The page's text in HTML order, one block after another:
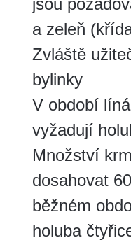
jsou
a zeleň
Zvláště
bylinky
V období
vyžadují
Množství
dosahovat
běžném
holuba